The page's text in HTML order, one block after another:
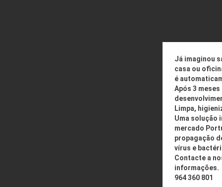
Já imaginou
casa ou
é
Após 3
Limpa,
Uma solução
mercado
propagação
vírus e
Contacte a
informações.
964 360 801